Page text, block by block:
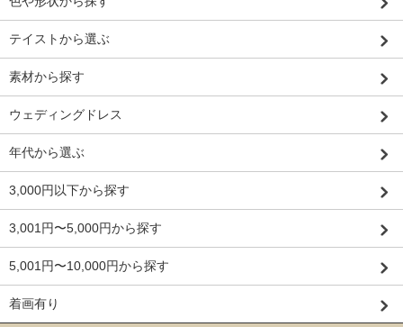
テイストから選ぶ
素材から探す
ウェディングドレス
年代から選ぶ
3,000円以下から探す
3,001円〜5,000円から探す
5,001円〜10,000円から探す
着画有り